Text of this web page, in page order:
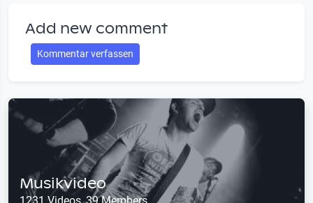
Add new comment
Kommentar verfassen
Musikvideo